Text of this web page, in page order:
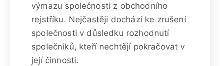
výmazu společnosti z obchodního
rejstříku. Nejčastěji dochází ke zrušení
společnosti v důsledku rozhodnutí
společníků, kteří nechtějí pokračovat v
její činnosti.